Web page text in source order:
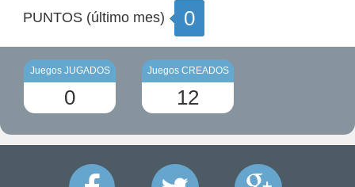
PUNTOS (último mes) 0
Juegos JUGADOS
0
Juegos CREADOS
12